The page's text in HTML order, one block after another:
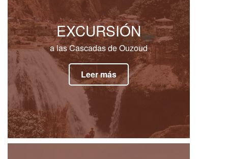
EXCURSIÓN
a las Cascadas de Ouzoud
Leer más